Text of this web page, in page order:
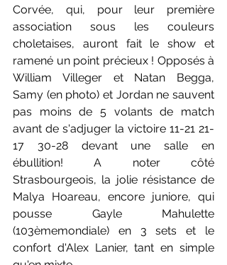
Corvée, qui, pour leur première
association sous les couleurs
choletaises, auront fait le show et
ramené un point précieux ! Opposés à
William Villeger et Natan Begga,
Samy (en photo) et Jordan ne sauvent
pas moins de 5 volants de match
avant de s'adjuger la victoire 11-21 21-
17 30-28 devant une salle en
ébullition! A noter côté
Strasbourgeois, la jolie résistance de
Malya Hoareau, encore juniore, qui
pousse Gayle Mahulette
(103èmemondiale) en 3 sets et le
confort d'Alex Lanier, tant en simple